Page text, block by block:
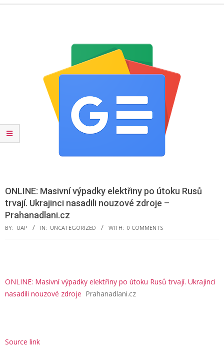
ONLINE: Masivní výpadky elektřiny po útoku Rusů
trvají. Ukrajinci nasadili nouzové zdroje –
Prahanadlani.cz
BY: UAP IN: UNCATEGORIZED WITH: 0 COMMENTS
ONLINE: Masivní výpadky elektřiny po útoku Rusů trvají. Ukrajinci
nasadili nouzové zdroje Prahanadlani.cz
Source link